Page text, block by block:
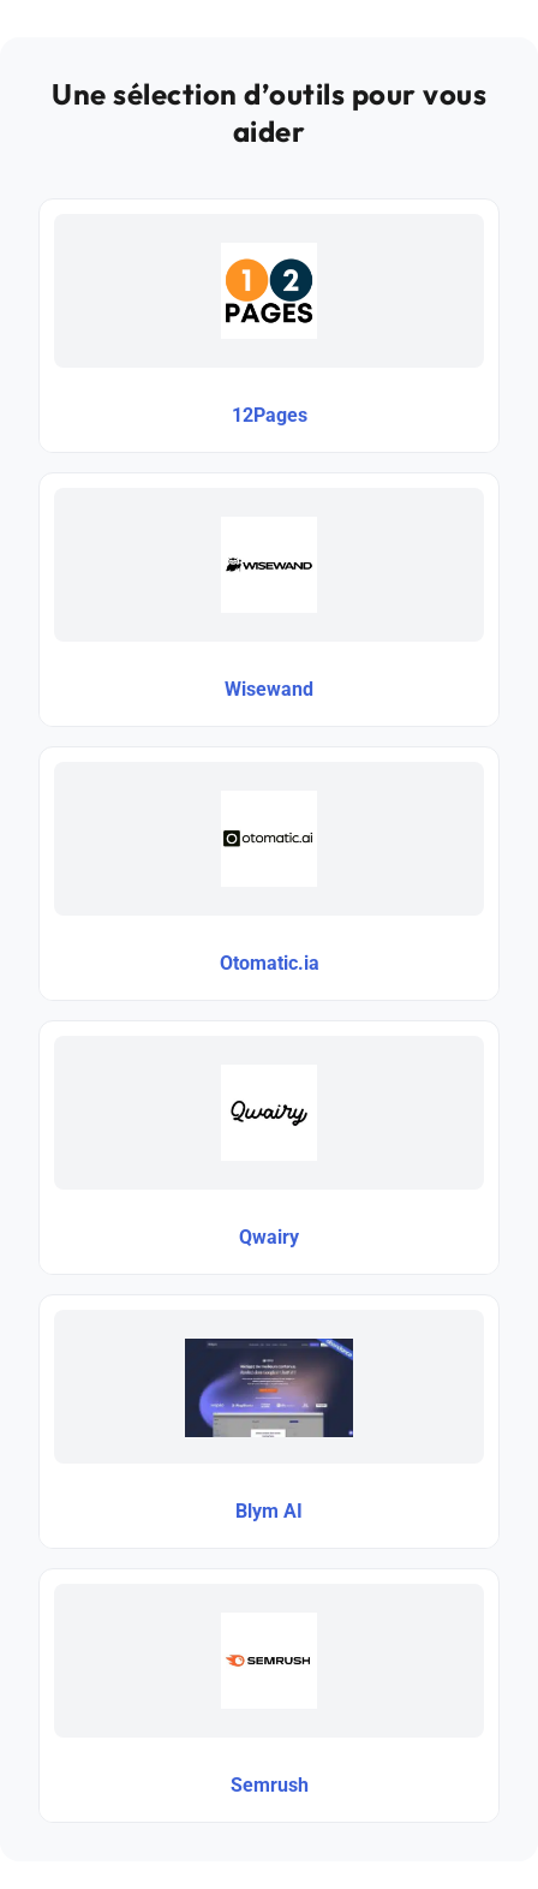
Une sélection d’outils pour vous
aider
12Pages
Wisewand
Otomatic.ia
Qwairy
Blym AI
Semrush